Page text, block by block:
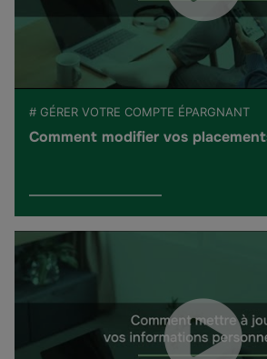
# GÉRER VOTRE COMPTE ÉPARGNANT
Comment modifier vos